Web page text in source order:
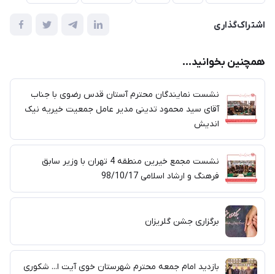
اشتراک‌گذاری
همچنین بخوانید...
نشست نمایندگان محترم آستان قدس رضوی با جناب
آقای سید محمود تدینی مدیر عامل جمعیت خیریه نیک
اندیش
نشست مجمع خیرین منطقه 4 تهران با وزیر سابق
فرهنگ و ارشاد اسلامی 98/10/17
برگزاری جشن گلریزان
بازدید امام جمعه محترم شهرستان خوی آیت ا... شکوری